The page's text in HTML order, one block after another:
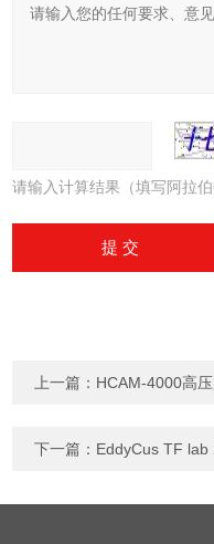
请输入计算结果（填写阿拉
上一篇： HCAM-4000高
下一篇： EddyCus TF lab